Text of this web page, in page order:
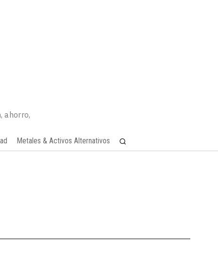
ahorro,
Metales & Activos Alternativos